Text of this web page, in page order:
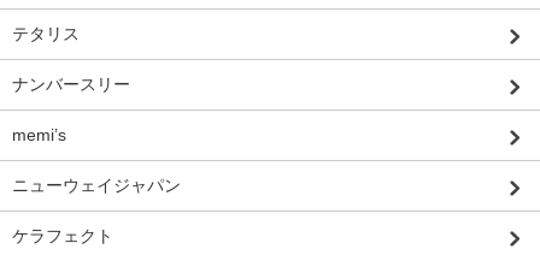
テタリス
ナンバースリー
memi’s
ニューウェイジャパン
ケラフェクト